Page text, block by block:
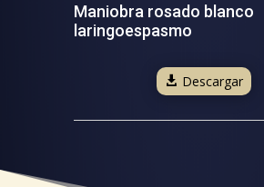
Maniobra rosado blanco
laringoespasmo
Descargar